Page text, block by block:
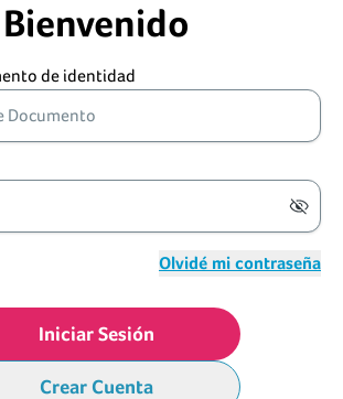
Bienvenido
de identidad
Olvidé mi contraseña
Iniciar Sesión
Crear Cuenta